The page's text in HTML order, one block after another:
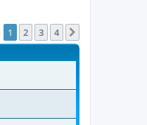
1 2 3 4